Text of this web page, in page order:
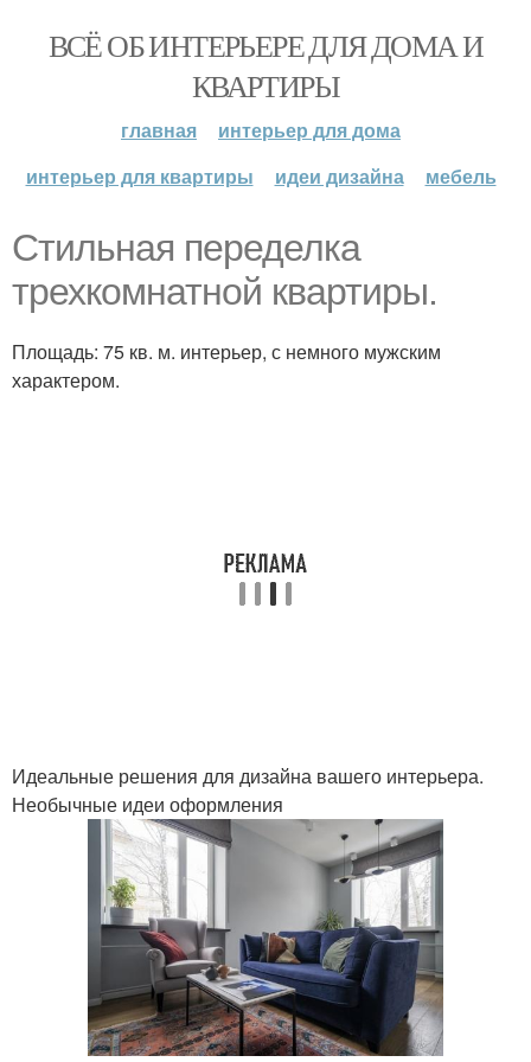
ВСЁ ОБ ИНТЕРЬЕРЕ ДЛЯ ДОМА И
КВАРТИРЫ
главная
интерьер для дома
интерьер для квартиры
идеи дизайна мебель
Стильная переделка
трехкомнатной квартиры.
Площадь: 75 кв. м. интерьер, с немного мужским
характером.
Идеальные решения для дизайна вашего интерьера.
Необычные идеи оформления